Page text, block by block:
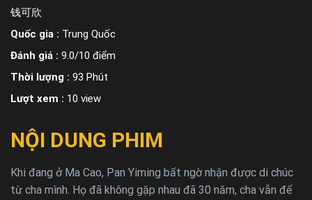
钱可欣
Quốc gia : Trung Quốc
Đánh giá : 9.0/10 điểm
Thời lượng : 93 Phút
Lượt xem : 10 view
NỘI DUNG PHIM
Khi đang ở Ma Cao, Pan Yiming bất ngờ nhận được di chúc
từ cha mình. Họ đã không gặp nhau đã 30 năm, cha vẫn để